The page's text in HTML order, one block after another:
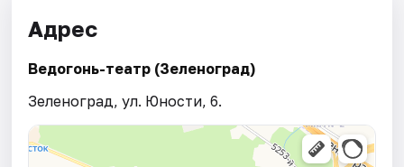
Адрес
Ведогонь-театр (Зеленоград)
Зеленоград, ул. Юности, 6.